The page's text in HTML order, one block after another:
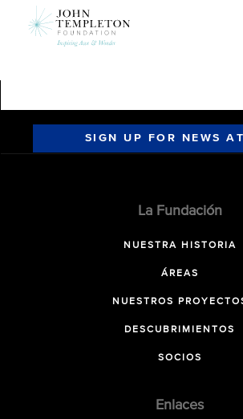
SIGN UP FOR NEWS
La Fundación
NUESTRA HISTORIA
ÁREAS
NUESTROS
DESCUBRIMIENTOS
SOCIOS
Enlaces